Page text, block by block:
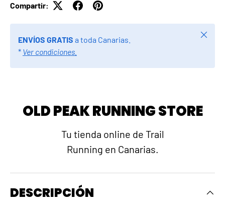
Compartir:
ENVÍOS GRATIS a toda Canarias.
* Ver condiciones.
Cerrar
OLD PEAK RUNNING STORE
Tu tienda online de Trail
Running en Canarias.
DESCRIPCIÓN